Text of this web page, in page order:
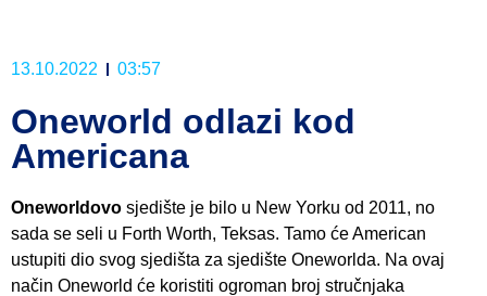
13.10.2022 03:57
Oneworld odlazi kod
Americana
Oneworldovo sjedište je bilo u New Yorku od 2011, no
sada se seli u Forth Worth, Teksas. Tamo će American
ustupiti dio svog sjedišta za sjedište Oneworlda. Na ovaj
način Oneworld će koristiti ogroman broj stručnjaka